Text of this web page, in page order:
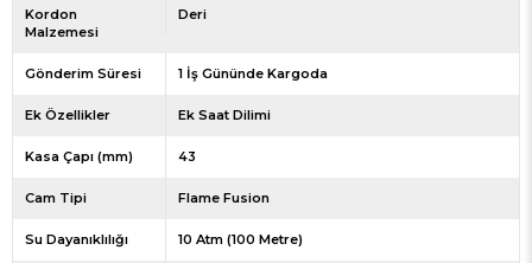
Kordon
Malzemesi
Deri
Gönderim Süresi 1 İş Gününde Kargoda
Ek Özellikler Ek Saat Dilimi
Kasa Çapı (mm) 43
Cam Tipi Flame Fusion
Su Dayanıklılığı 10 Atm (100 Metre)